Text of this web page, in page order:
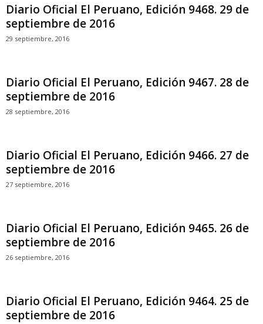
Diario Oficial El Peruano, Edición 9468. 29 de
septiembre de 2016
29 septiembre, 2016
Diario Oficial El Peruano, Edición 9467. 28 de
septiembre de 2016
28 septiembre, 2016
Diario Oficial El Peruano, Edición 9466. 27 de
septiembre de 2016
27 septiembre, 2016
Diario Oficial El Peruano, Edición 9465. 26 de
septiembre de 2016
26 septiembre, 2016
Diario Oficial El Peruano, Edición 9464. 25 de
septiembre de 2016